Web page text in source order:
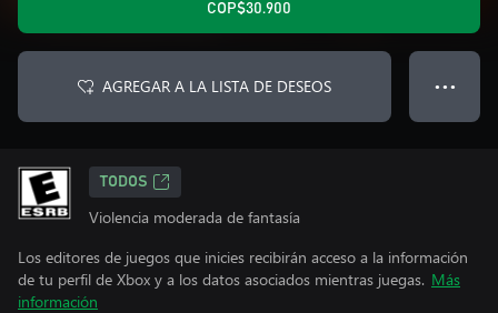
COP$30.900
AGREGAR A LA LISTA DE DESEOS ● ● ●
TODOS
Violencia moderada de fantasía
Los editores de juegos que inicies recibirán acceso a la información
de tu perfil de Xbox y a los datos asociados mientras juegas. Más
información